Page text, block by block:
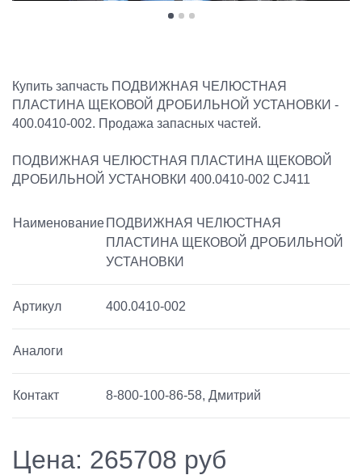
Купить запчасть ПОДВИЖНАЯ ЧЕЛЮСТНАЯ
ПЛАСТИНА ЩЕКОВОЙ ДРОБИЛЬНОЙ УСТАНОВКИ -
400.0410-002. Продажа запасных частей.
ПОДВИЖНАЯ ЧЕЛЮСТНАЯ ПЛАСТИНА ЩЕКОВОЙ
ДРОБИЛЬНОЙ УСТАНОВКИ 400.0410-002 CJ411
Наименование ПОДВИЖНАЯ ЧЕЛЮСТНАЯ
ПЛАСТИНА ЩЕКОВОЙ ДРОБИЛЬНОЙ
УСТАНОВКИ
Артикул 400.0410-002
Аналоги
Контакт 8-800-100-86-58, Дмитрий
Цена: 265708 руб